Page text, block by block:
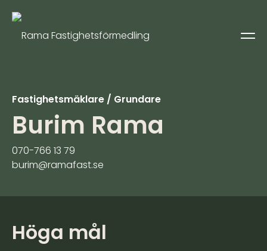
Fastighetsmäklare / Grundare
Burim Rama
070-766 13 79
burim@ramafast.se
Höga mål